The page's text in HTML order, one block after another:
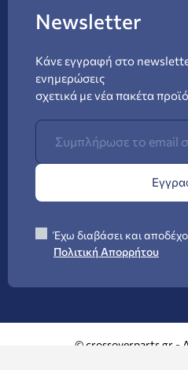
Newsletter
Κάνε εγγραφή στο
ενημερώσεις
σχετικά με νέα πακέτα
Έχω διαβάσει και
Πολιτική Απορρήτου
© crossoverparts.gr -